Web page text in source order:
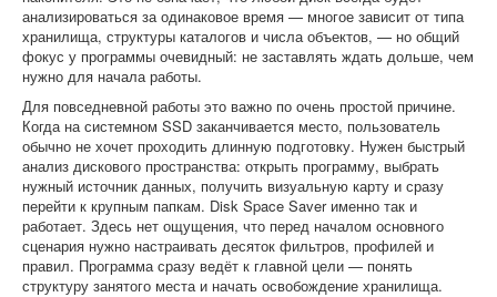
анализироваться за одинаковое время — многое зависит от типа
хранилища, структуры каталогов и числа объектов, — но общий
фокус у программы очевидный: не заставлять ждать дольше, чем
нужно для начала работы.
Для повседневной работы это важно по очень простой причине.
Когда на системном SSD заканчивается место, пользователь
обычно не хочет проходить длинную подготовку. Нужен быстрый
анализ дискового пространства: открыть программу, выбрать
нужный источник данных, получить визуальную карту и сразу
перейти к крупным папкам. Disk Space Saver именно так и
работает. Здесь нет ощущения, что перед началом основного
сценария нужно настраивать десяток фильтров, профилей и
правил. Программа сразу ведёт к главной цели — понять
структуру занятого места и начать освобождение хранилища.